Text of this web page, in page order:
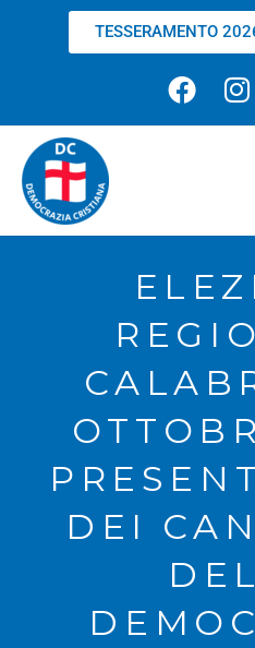
TESSERAMENTO
DEI